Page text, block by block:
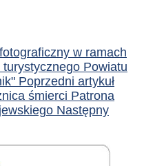
w ramach
turystycznego Powiatu
Poprzedni artykuł
śmierci Patrona
Następny